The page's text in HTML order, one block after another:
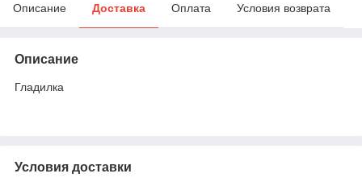
Описание Доставка Оплата Условия возврата
Описание
Гладилка
Условия доставки